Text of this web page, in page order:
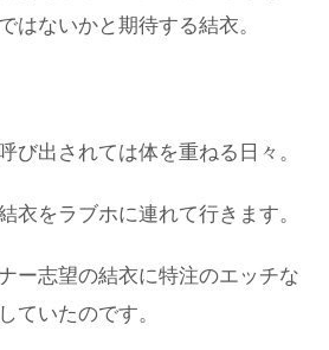
はないかと期待する結衣。
び出されては体を重ねる日々。
衣をラブホに連れて行きます。
ー志望の結衣に特注のエッチな
ていたのです。